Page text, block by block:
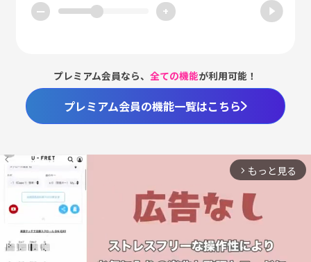
ー +
プレミアム会員なら、全ての機能が利用可能！
プレミアム会員の機能一覧はこちら
arrow_forward_ios もっと見る